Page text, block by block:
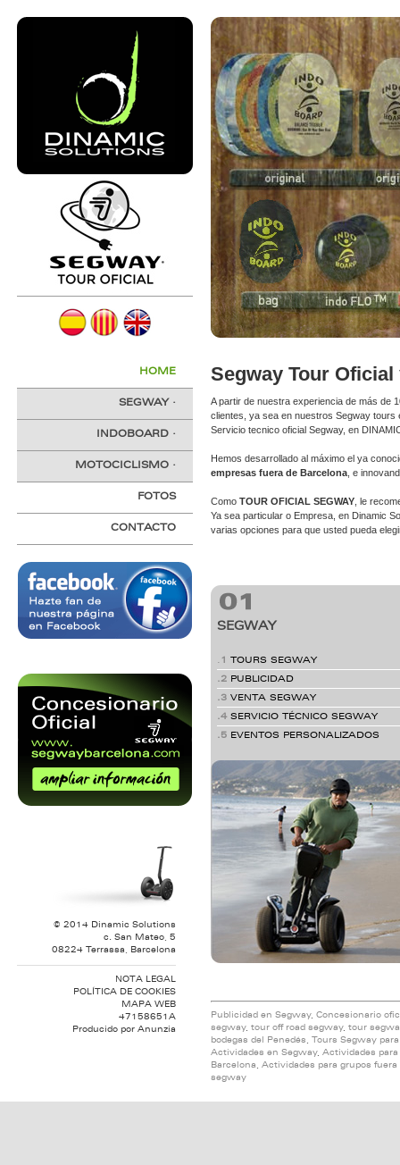
HOME
SEGWAY ·
INDOBOARD ·
MOTOCICLISMO ·
FOTOS
CONTACTO
© 2014 Dinamic Solutions
c. San Mateo, 5
08224 Terrassa, Barcelona
NOTA LEGAL
POLÍTICA DE COOKIES
MAPA WEB
47158651A
Producido por Anunzia
Segway Tour
A partir de nuestra experiencia de más de
clientes, ya sea en nuestros Segway tours
Servicio tecnico oficial Segway, en
Hemos desarrollado al máximo el ya
empresas fuera de Barcelona, e
Como TOUR OFICIAL SEGWAY, le
Ya sea particular o Empresa, en Dinamic
varias opciones para que usted pueda
SEGWAY
. 1 TOURS SEGWAY
.2 PUBLICIDAD
.3 VENTA SEGWAY
.4 SERVICIO TÉCNICO SEGWAY
.5 EVENTOS PERSONALIZADOS
Publicidad en Segway, Concesionario
segway, tour off road segway, tour
bodegas del Penedés
Tours Segway
Actividades en Segway, Actividades
Barcelona
Actividades para grupos fuera
segway